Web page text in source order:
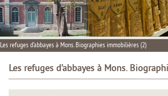
Les refuges d’abbayes à Mons. Biographies immobilières (2)
Les refuges d’abbayes à Mons.